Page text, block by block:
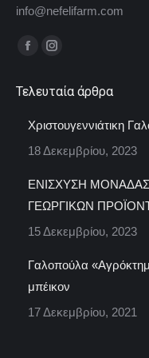
info@nefelifarm.com
Find us on:
Facebook
opens
window
Instagram
opens
window
Τελευταία άρθρα
Χριστουγεννιάτικη
18 Δεκεμβρίου, 2023
ΕΝΙΣΧΥΣΗ
ΓΕΩΡΓΙΚΩΝ
15 Δεκεμβρίου, 2023
Γαλοπούλα
μπέικον
17 Δεκεμβρίου, 2021